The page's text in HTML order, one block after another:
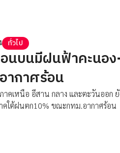
ทั่วไป
นบนมีฝนฟ้าคะนอ
ากาศร้อน
าคเหนือ อีสาน กลาง และตะวันออก
คใต้ฝนตก10% ขณะกทม.อากาศร้อน